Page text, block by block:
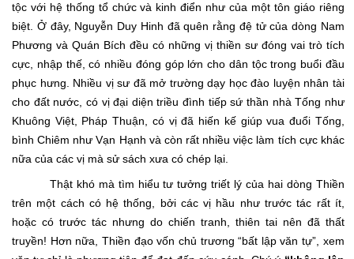
tộc với hệ thống tổ chức và kinh điển như của một tôn giáo riêng
biệt. Ở đây, Nguyễn Duy Hinh đã quên rằng đệ tử của dòng Nam
Phương và Quán Bích đều có những vị thiền sư đóng vai trò tích
cực, nhập thế, có nhiều đóng góp lớn cho dân tộc trong buổi đầu
phục hưng. Nhiều vị sư đã mở trường dạy học đào luyện nhân tài
cho đất nước, có vị đại diện triều đình tiếp sứ thần nhà Tống như
Khuông Việt, Pháp Thuận, có vị đã hiến kế giúp vua đuổi Tống,
bình Chiêm như Vạn Hạnh và còn rất nhiều việc làm tích cực khác
nữa của các vị mà sử sách xưa có chép lại.
Thật khó mà tìm hiểu tư tưởng triết lý của hai dòng Thiền
trên một cách có hệ thống, bởi các vị hầu như trước tác rất ít,
hoặc có trước tác nhưng do chiến tranh, thiên tai nên đã thất
truyền! Hơn nữa, Thiền đạo vốn chủ trương “bất lập văn tự”, xem